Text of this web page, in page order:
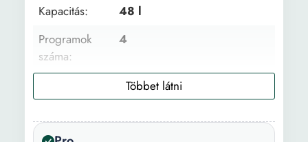
Kapacitás:
48 l
Programok
száma:
4
Automatikus kikapcsolás
Időzítő Termosztát
Védelem túlmelegedés